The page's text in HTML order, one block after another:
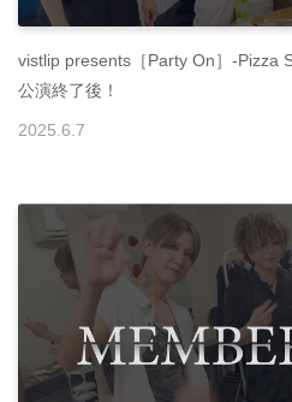
vistlip presents［Party On］-Pizza
公演終了後！
2025 6 7